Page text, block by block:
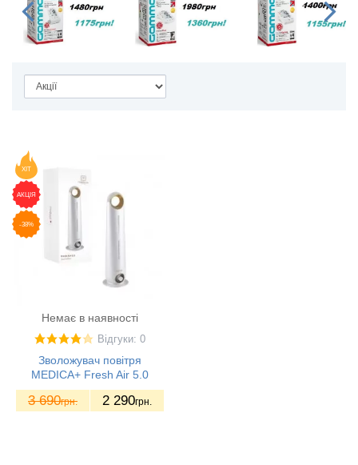
ХІТ
АКЦІЯ
-38%
Немає в наявності
Відгуки: 0
Зволожувач повітря
MEDICA+ Fresh Air 5.0
3 690грн. 2 290грн.